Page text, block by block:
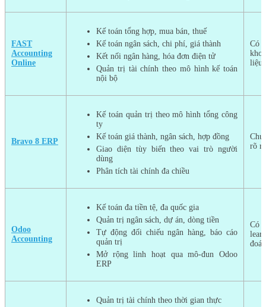
FAST
Accounting
Online
Kế toán tổng hợp, mua bán, thuế
Kế toán ngân sách, chi phí, giá thành
Kết nối ngân hàng, hóa đơn điện tử
Quản trị tài chính theo mô hình kế toán
nội bộ
Có
liệu
Bravo 8 ERP
Kế toán quản trị theo mô hình tổng công
ty
Kế toán giá thành, ngân sách, hợp đồng
Giao diện tùy biến theo vai trò người
dùng
Phân tích tài chính đa chiều
rõ
Odoo
Accounting
Kế toán đa tiền tệ, đa quốc gia
Quản trị ngân sách, dự án, dòng tiền
Tự động đối chiếu ngân hàng, báo cáo
quản trị
Mở rộng linh hoạt qua mô-đun Odoo
ERP
Quản trị tài chính theo thời gian thực